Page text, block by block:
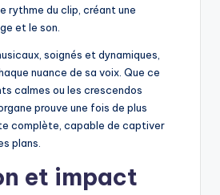
rythme du clip, créant une
et le son.
soignés et dynamiques,
nuance de sa voix. Que ce
calmes ou les crescendos
prouve une fois de plus
complète, capable de captiver
plans.
et impact